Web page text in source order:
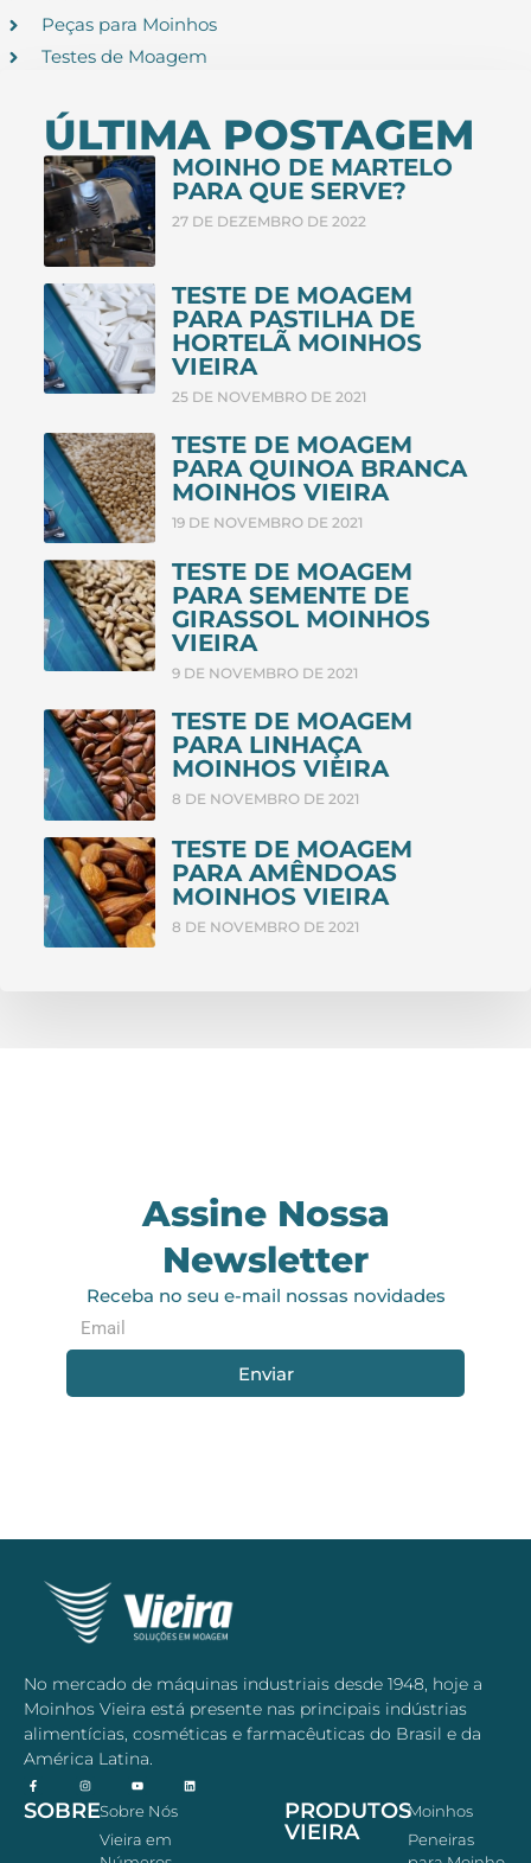
Peças para Moinhos
Testes de Moagem
ÚLTIMA POSTAGEM
MOINHO DE MARTELO
PARA QUE SERVE?
27 DE DEZEMBRO DE 2022
TESTE DE MOAGEM
PARA PASTILHA DE
HORTELÃ MOINHOS
VIEIRA
25 DE NOVEMBRO DE 2021
TESTE DE MOAGEM
PARA QUINOA BRANCA
MOINHOS VIEIRA
19 DE NOVEMBRO DE 2021
TESTE DE MOAGEM
PARA SEMENTE DE
GIRASSOL MOINHOS
VIEIRA
9 DE NOVEMBRO DE 2021
TESTE DE MOAGEM
PARA LINHAÇA
MOINHOS VIEIRA
8 DE NOVEMBRO DE 2021
TESTE DE MOAGEM
PARA AMÊNDOAS
MOINHOS VIEIRA
8 DE NOVEMBRO DE 2021
Assine Nossa
Newsletter
Receba no seu e-mail nossas novidades
Enviar
No mercado de máquinas industriais desde 1948, hoje a
Moinhos Vieira está presente nas principais indústrias
alimentícias, cosméticas e farmacêuticas do Brasil e da
América Latina.
SOBRESobre Nós
Vieira em
PRODUTOS
VIEIRA
Moinhos
Peneiras